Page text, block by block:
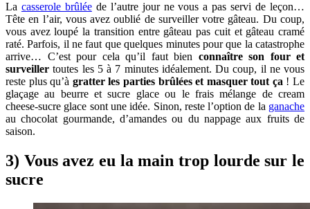
La casserole brûléede l’autre jour ne vous a pas servi de leçon…
Tête en l’air, vous avez oublié de surveiller votre gâteau. Du coup,
vous avez loupé la transition entre gâteau pas cuit et gâteau cramé
raté. Parfois, il ne faut que quelques minutes pour que la catastrophe
arrive… C’est pour cela qu’il faut bien connaître son four et
surveiller toutes les 5 à 7 minutes idéalement. Du coup, il ne vous
reste plus qu’à gratter les parties brûlées et masquer tout ça ! Le
glaçage au beurre et sucre glace ou le frais mélange de cream
cheese-sucre glace sont une idée. Sinon, reste l’option de la ganache
au chocolat gourmande, d’amandes ou du nappage aux fruits de
saison.
3) Vous avez eu la main trop lourde sur le
sucre